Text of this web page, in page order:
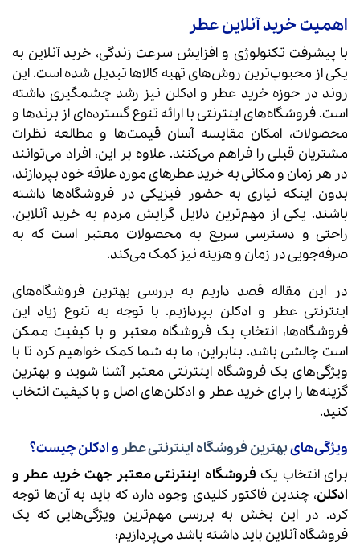
اهمیت خرید آنلاین عطر
با پیشرفت تکنولوژی و افزایش سرعت زندگی، خرید آنلاین به
یکی از محبوب‌ترین روش‌های تهیه کالاها تبدیل شده است. این
روند در حوزه خرید عطر و ادکلن نیز رشد چشمگیری داشته
است. فروشگاه‌های اینترنتی با ارائه تنوع گسترده‌ای از برندها و
محصولات، امکان مقایسه آسان قیمت‌ها و مطالعه نظرات
مشتریان قبلی را فراهم می‌کنند. علاوه بر این، افراد می‌توانند
در هر زمان و مکانی به خرید عطرهای مورد علاقه خود بپردازند،
بدون اینکه نیازی به حضور فیزیکی در فروشگاه‌ها داشته
باشند. یکی از مهم‌ترین دلایل گرایش مردم به خرید آنلاین،
راحتی و دسترسی سریع به محصولات معتبر است که به
صرفه‌جویی در زمان و هزینه نیز کمک می‌کند.
در این مقاله قصد داریم به بررسی بهترین فروشگاه‌های
اینترنتی عطر و ادکلن بپردازیم. با توجه به تنوع زیاد این
فروشگاه‌ها، انتخاب یک فروشگاه معتبر و با کیفیت ممکن
است چالشی باشد. بنابراین، ما به شما کمک خواهیم کرد تا با
ویژگی‌های یک فروشگاه اینترنتی معتبر آشنا شوید و بهترین
گزینه‌ها را برای خرید عطر و ادکلن‌های اصل و با کیفیت انتخاب
کنید.
ویژگی‌هایبهترین فروشگاه اینترنتی عطر و ادکلن چیست؟
برای انتخاب یک فروشگاه اینترنتی معتبر جهت خرید عطر و
ادکلن، چندین فاکتور کلیدی وجود دارد که باید به آن‌ها توجه
کرد. در این بخش به بررسی مهم‌ترین ویژگی‌هایی که یک
فروشگاه آنلاین باید داشته باشد می‌پردازیم: